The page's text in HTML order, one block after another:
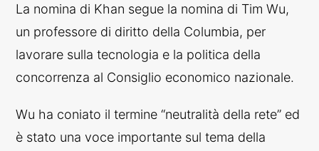
La nomina di Khan segue la nomina di Tim Wu,
un professore di diritto della Columbia, per
lavorare sulla tecnologia e la politica della
concorrenza al Consiglio economico nazionale.
Wu ha coniato il termine “neutralità della rete” ed
è stato una voce importante sul tema della